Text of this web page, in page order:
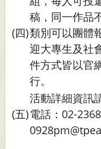
(四)
稿，同一作品
類別可以團體
迎大專生及社
件方式皆以官
行。
(五)
活動詳細資訊
電話：02-